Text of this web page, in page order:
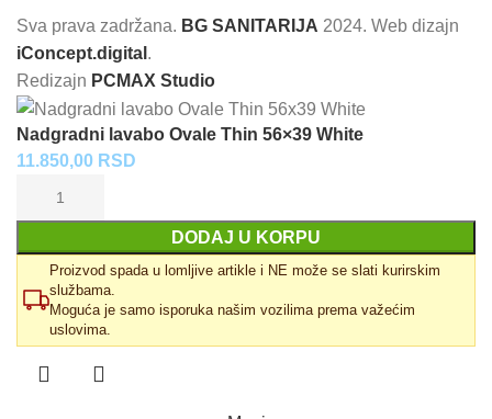
Sva prava zadržana. BG SANITARIJA 2024. Web dizajn
iConcept.digital .
Redizajn PCMAX Studio
Nadgradni lavabo Ovale Thin 56×39 White
11.850,00 RSD
DODAJ U KORPU
Proizvod spada u lomljive artikle i NE može se slati kurirskim
službama.
Moguća je samo isporuka našim vozilima prema važećim
uslovima.